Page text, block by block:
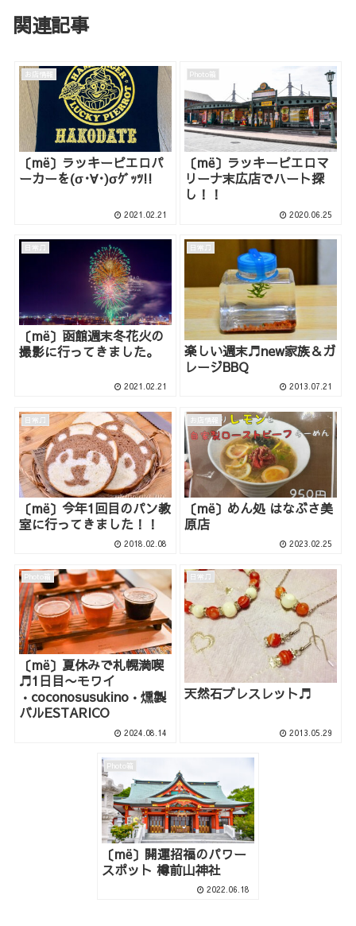
関連記事
お店情報
〔më〕ラッキーピエロパ
ーカーを(σ･∀･)σｹﾞｯﾂ!!
2021.02.21
Photo箱
〔më〕ラッキーピエロマ
リーナ末広店でハート探
し！！
2020.06.25
日常♫
〔më〕函館週末冬花火の
撮影に行ってきました。
2021.02.21
日常♫
楽しい週末♬new家族＆ガ
レージBBQ
2013.07.21
日常♫
〔më〕今年1回目のパン教
室に行ってきました！！
2018.02.08
お店情報
〔më〕めん処 はなぶさ美
原店
2023.02.25
Photo箱
〔më〕夏休みで札幌満喫
♬1日目〜モワイ
•coconosusukino•燻製
バルESTARICO
2024.08.14
日常♫
天然石ブレスレット♬
2013.05.29
Photo箱
〔më〕開運招福のパワー
スポット 樽前山神社
2022.06.18